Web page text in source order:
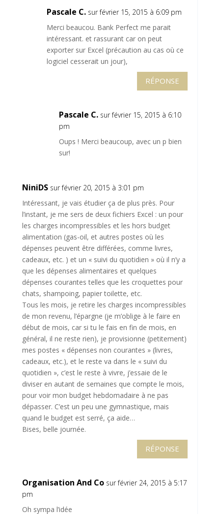
Pascale C. sur février 15, 2015 à 6:09 pm
Merci beaucou. Bank Perfect me parait
intéressant. et rassurant car on peut
exporter sur Excel (précaution au cas où ce
logiciel cesserait un jour),
RÉPONSE
Pascale C. sur février 15, 2015 à 6:10
pm
Oups ! Merci beaucoup, avec un p bien
sur!
NiniDS sur février 20, 2015 à 3:01 pm
Intéressant, je vais étudier ça de plus près. Pour
l’instant, je me sers de deux fichiers Excel : un pour
les charges incompressibles et les hors budget
alimentation (gas-oil, et autres postes où les
dépenses peuvent être différées, comme livres,
cadeaux, etc. ) et un « suivi du quotidien » où il n’y a
que les dépenses alimentaires et quelques
dépenses courantes telles que les croquettes pour
chats, shampoing, papier toilette, etc.
Tous les mois, je retire les charges incompressibles
de mon revenu, l’épargne (je m’oblige à le faire en
début de mois, car si tu le fais en fin de mois, en
général, il ne reste rien), je provisionne (petitement)
mes postes « dépenses non courantes » (livres,
cadeaux, etc.), et le reste va dans le « suivi du
quotidien », c’est le reste à vivre, j’essaie de le
diviser en autant de semaines que compte le mois,
pour voir mon budget hebdomadaire à ne pas
dépasser. C’est un peu une gymnastique, mais
quand le budget est serré, ça aide…
Bises, belle journée.
RÉPONSE
Organisation And Co sur février 24, 2015 à 5:17
pm
Oh sympa l’idée